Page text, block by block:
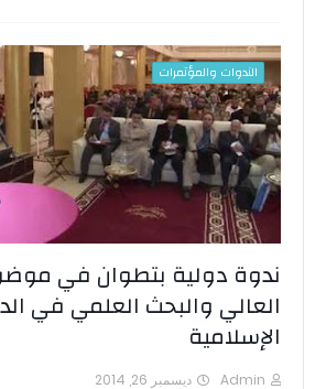
الندوات والمؤتمرات
ندوة دولية بتطوان في
العالي والبحث العلمي في
الإسلامية
Admin ديسمبر 26, 2014